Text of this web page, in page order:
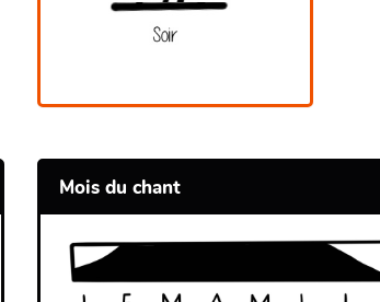
Mois du chant